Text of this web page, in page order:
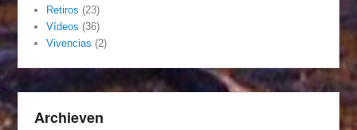
Retiros (23)
Vídeos (36)
Vivencias (2)
Archieven